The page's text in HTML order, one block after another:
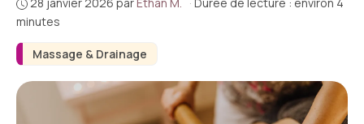
Massage & Drainage
minutes